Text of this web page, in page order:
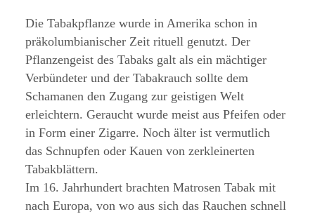
Die Tabakpflanze wurde in Amerika schon in
präkolumbianischer Zeit rituell genutzt. Der
Pflanzengeist des Tabaks galt als ein mächtiger
Verbündeter und der Tabakrauch sollte dem
Schamanen den Zugang zur geistigen Welt
erleichtern. Geraucht wurde meist aus Pfeifen oder
in Form einer Zigarre. Noch älter ist vermutlich
das Schnupfen oder Kauen von zerkleinerten
Tabakblättern.
Im 16. Jahrhundert brachten Matrosen Tabak mit
nach Europa, von wo aus sich das Rauchen schnell